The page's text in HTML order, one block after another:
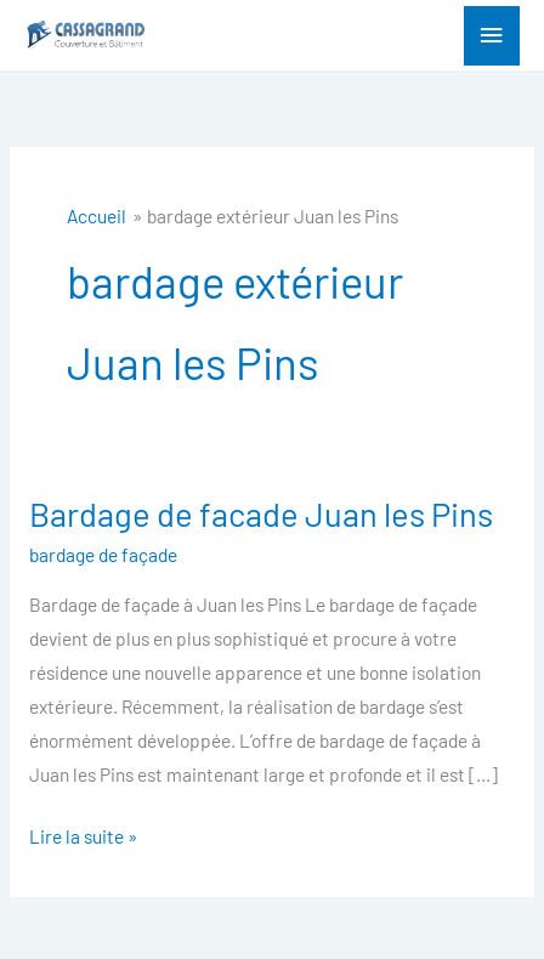
Menu
Accueil bardage extérieur Juan les Pins
bardage extérieur
Juan les Pins
Bardage de facade Juan les Pins
bardage de façade
Bardage de façade à Juan les Pins Le bardage de façade
devient de plus en plus sophistiqué et procure à votre
résidence une nouvelle apparence et une bonne isolation
extérieure. Récemment, la réalisation de bardage s’est
énormément développée. L’offre de bardage de façade à
Juan les Pins est maintenant large et profonde et il est […]
Bardage
Juan
les
Pins
Lire la suite »